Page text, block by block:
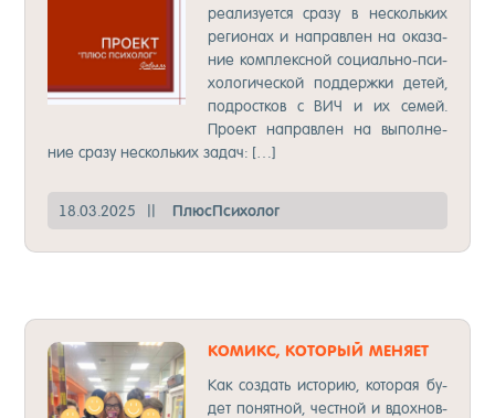
ре­али­зу­ет­ся сра­зу в нес­коль­ких
ре­ги­онах и нап­рав­лен на ока­за­
ние ком­плек­сной со­ци­аль­но-пси­
хо­ло­ги­чес­кой под­дер­жки де­тей,
под­рос­тков с ВИЧ и их се­мей.
Про­ект нап­рав­лен на вы­пол­не­
ние сра­зу нес­коль­ких за­дач: […]
18.03.2025 Плюс­Пси­хо­лог
КО­МИКС, КО­ТОРЫЙ МЕ­НЯ­ЕТ
Как соз­дать ис­то­рию, ко­то­рая бу­
дет по­нят­ной, чес­тной и вдох­нов­